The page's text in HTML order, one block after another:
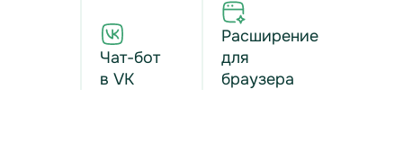
Чат-бот
в VK
Расширение
для
браузера